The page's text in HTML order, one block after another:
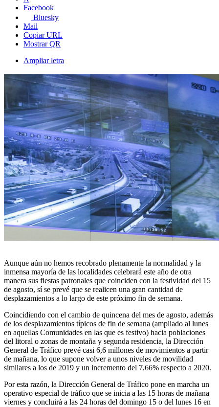
Facebook
Bluesky
Mail
Copiar URL
Mostrar QR
Ampliar letra
Aunque aún no hemos recobrado plenamente la normalidad y la
inmensa mayoría de las localidades celebrará este año de otra
manera sus fiestas patronales que coinciden con la festividad del 15
de agosto, sí se prevé que se realicen una gran cantidad de
desplazamientos a lo largo de este próximo fin de semana.
Coincidiendo con el cambio de quincena del mes de agosto, además
de los desplazamientos típicos de fin de semana (ampliado al lunes
en aquellas Comunidades en las que es festivo) hacia poblaciones
del litoral o zonas de montaña y segunda residencia, la Dirección
General de Tráfico prevé casi 6,6 millones de movimientos a partir
de mañana, lo que supone volver a unos niveles de movilidad
similares a los de 2019 y un incremento del 7,66% respecto a 2020.
Por esta razón, la Dirección General de Tráfico pone en marcha un
operativo especial de tráfico que se inicia a las 15 horas de mañana
viernes y concluirá a las 24 horas del domingo 15 o del lunes 16 en